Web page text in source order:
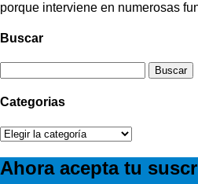
porque interviene en numerosas
Buscar
Categorias
Categorias
Ahora acepta tu